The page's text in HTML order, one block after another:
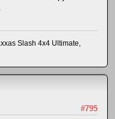
Slash 4x4 Ultimate,
#795